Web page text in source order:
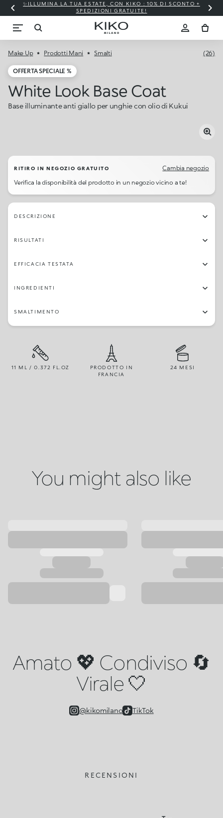
✨ILLUMINA LA TUA ESTATE, CON KIKO : 10% DI SCONTO +
SPEDIZIONI GRATUITE!
Make Up Prodotti Mani Smalti (26)
OFFERTA SPECIALE %
White Look Base Coat
Base illuminante anti giallo per unghie con olio di Kukui
RITIRO IN NEGOZIO GRATUITO
Cambia negozio
Verifica la disponibilità del prodotto in un negozio vicino a te!
DESCRIZIONE
RISULTATI
EFFICACIA TESTATA
INGREDIENTI
SMALTIMENTO
11 ML / 0.372 FL.OZ
PRODOTTO IN
FRANCIA
24 MESI
You might also like
Amato 💖 Condiviso 🔄
Virale 🤍
@kikomilano TikTok
RECENSIONI